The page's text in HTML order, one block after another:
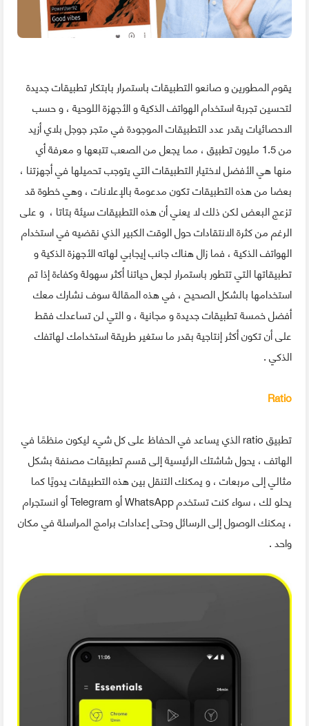
يقوم المطورين و صانعو التطبيقات باستمرار بابتكار تطبيقات جديدة
لتحسين تجربة استخدام الهواتف الذكية و الأجهزة اللوحية ، و حسب
الاحصائيات يقدر عدد التطبيقات الموجودة في متجر جوجل بلاي ﺃﺯﻳﺪ
ﻣﻦ 1.5 ﻣﻠﻴﻮﻥ ﺗﻄﺒﻴﻖ ، مما يجعل من الصعب تتبعها و معرفة أي
منها هي الأفضل لاختيار ﺍﻟﺘﻄﺒﻴﻘﺎﺕ ﺍﻟﺘﻲ ﻳﺘﻮﺟﺐ ﺗﺤﻤﻴﻠﻬﺎ ﻓﻲ ﺃﺟﻬﺰﺗﻨﺎ ،
بعضا من هذه التطبيقات تكون ﻣﺪﻋﻮﻣﺔ ﺑﺎﻹﻋﻼﻧﺎﺕ ، وهي خطوة قد
تزعج البعض ﻟﻜﻦ ﺫﻟﻚ ﻻ ﻳﻌﻨﻲ ﺃﻥ ﻫﺬﻩ ﺍﻟﺘﻄﺒﻴﻘﺎﺕ ﺳﻴﺌﺔ بتاتا ، و ﻋﻠﻰ
ﺍﻟﺮﻏﻢ ﻣﻦ كثرة ﺍﻻﻧﺘﻘﺎﺩﺍﺕ ﺣﻮﻝ الوقت الكبير الذي نقضيه ﻓﻲ ﺍﺳﺘﺨﺪﺍﻡ
ﺍﻟﻬﻮﺍﺗﻒ ﺍﻟﺬﻛﻴﺔ ، ﻓﻤﺎ ﺯﺍﻝ ﻫﻨﺎﻙ ﺟﺎﻧﺐ ﺇﻳﺠﺎﺑﻲ لهاته الأجهزة الذكية ﻭ
ﺗﻄﺒﻴﻘﺎﺗﻬﺎ ﺍﻟﺘﻲ ﺗﺘﻄﻮﺭ ﺑﺎﺳﺘﻤﺮﺍﺭ ﻟﺠﻌﻞ ﺣﻴﺎﺗﻨﺎ ﺃﻛﺜﺮ ﺳﻬﻮﻟﺔ ﻭﻛﻔﺎﺀﺓ إذا تم
استخدامها بالشكل الصحيح ، في هذه المقالة سوف نشارك معك
أفضل خمسة تطبيقات جديدة و مجانية ، و التي لن تساعدك فقط
على أن تكون أكثر إنتاجية بقدر ما ستغير طريقة استخدامك لهاتفك
الذكي .
Ratio
تطبيق ratio الذي يساعد في الحفاظ على كل شيء ليكون منظمًا في
الهاتف ، يحول شاشتك الرئيسية إلى قسم تطبيقات مصنفة بشكل
مثالي إلى مربعات ، و يمكنك التنقل بين هذه التطبيقات يدويًا كما
يحلو لك ، سواء كنت تستخدم WhatsApp أو Telegram أو انستجرام
، يمكنك الوصول إلى الرسائل وحتى إعدادات برامج المراسلة في مكان
واحد .